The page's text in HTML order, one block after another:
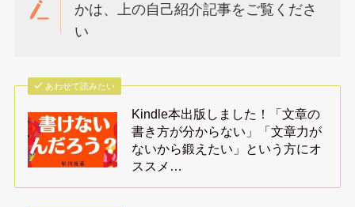
かは、上の自己紹介記事をご覧くださ
い
あわせて読みたい
Kindle本出版しました！「文章の
書き方が分からない」「文章力が
ないから鍛えたい」という方にオ
ススメ…